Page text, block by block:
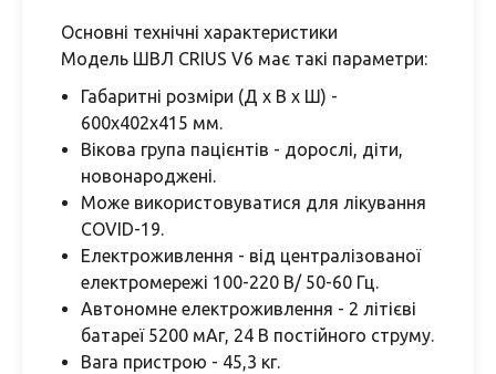
Основні технічні характеристики
Модель ШВЛ CRIUS V6 має такі параметри:
Габаритні розміри (Д х В х Ш) -
600х402х415 мм.
Вікова група пацієнтів - дорослі, діти,
новонароджені.
Може використовуватися для лікування
COVID-19.
Електроживлення - від централізованої
електромережі 100-220 В/ 50-60 Гц.
Автономне електроживлення - 2 літієві
батареї 5200 мАг, 24 В постійного струму.
Вага пристрою - 45,3 кг.